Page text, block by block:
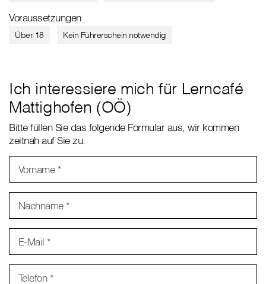
Voraussetzungen
Über 18 Kein Führerschein notwendig
Ich interessiere mich für Lerncafé
Mattighofen (OÖ)
Bitte füllen Sie das folgende Formular aus, wir kommen
zeitnah auf Sie zu.
Vorname *
Nachname *
E-Mail *
Telefon *